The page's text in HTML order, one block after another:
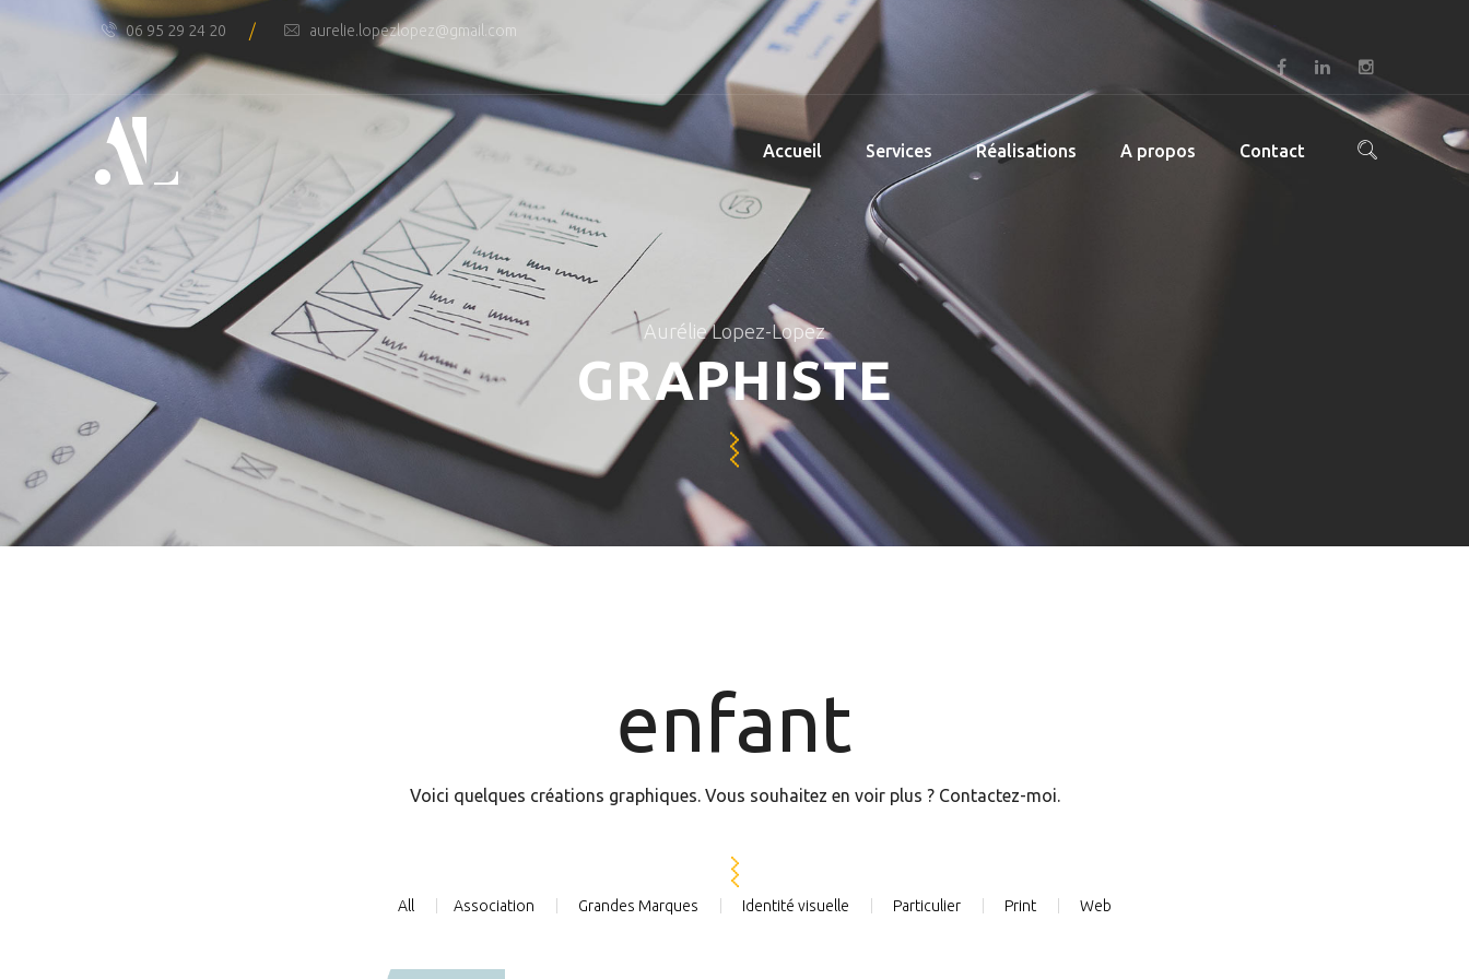
06 95 29 24 20 / aurelie.lopezlopez@gmail.com
Accueil Services Réalisations A propos Contact
Aurélie Lopez-Lopez
GRAPHISTE
enfant
Voici quelques créations graphiques. Vous souhaitez en voir plus ? Contactez-moi.
All Association Grandes Marques Identité visuelle Particulier Print Web